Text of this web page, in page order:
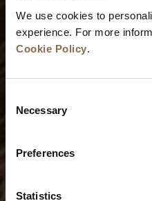
We use cookies to
experience. For more
Cookie Policy.
Selection
Necessary
Preferences
Statistics